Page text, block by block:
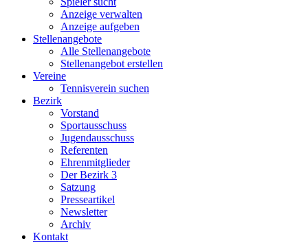
Anzeige verwalten
Anzeige aufgeben
Stellenangebote
Alle Stellenangebote
Stellenangebot erstellen
Vereine
Tennisverein suchen
Bezirk
Vorstand
Sportausschuss
Jugendausschuss
Referenten
Ehrenmitglieder
Der Bezirk 3
Satzung
Presseartikel
Newsletter
Archiv
Kontakt